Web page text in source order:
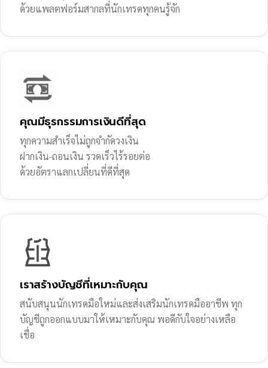
ด้วยแพลตฟอร์มสากลที่นักเทรดทุกคนรู้จัก
คุณมีธุรกรรมการเงินดีที่สุด
ทุกความสำเร็จไม่ถูกจำกัดวงเงิน
ฝากเงิน-ถอนเงิน รวดเร็วไร้รอยต่อ
ด้วยอัตราแลกเปลี่ยนที่ดีที่สุด
เราสร้างบัญชีที่เหมาะกับคุณ
สนับสนุนนักเทรดมือใหม่และส่งเสริมนักเทรดมืออาชีพ ทุก
บัญชีถูกออกแบบมาให้เหมาะกับคุณ พอดีกับใจอย่างเหลือ
เชื่อ